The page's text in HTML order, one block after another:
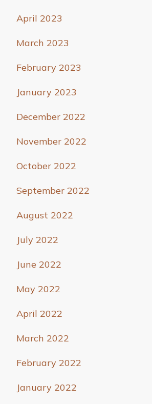
April 2023
March 2023
February 2023
January 2023
December 2022
November 2022
October 2022
September 2022
August 2022
July 2022
June 2022
May 2022
April 2022
March 2022
February 2022
January 2022